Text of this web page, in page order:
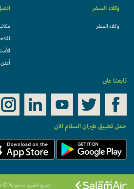
وكلاء السفر
وكلاء السفر
اتصل
مكاتبنا
أعلن
تابعنا على
حمل تطبيق طيران السلام الان
جميع الحقوق محفوظة © 2026